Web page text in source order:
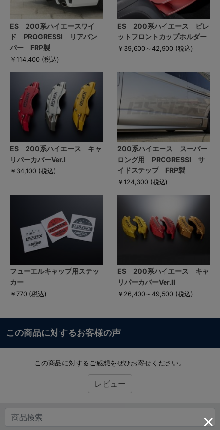
ES 200系ハイエースワイ
ド PROGRESSI リアバン
パー FRP製
￥114,400 (税込)
ES 200系ハイエース ビレ
ットフロントカップホルダー
￥39,600～42,900 (税込)
ES 200系ハイエース キャ
リパーカバーVer.I
￥34,100 (税込)
200系ハイエース スーパー
ロング用 PROGRESSI サ
イドステップ FRP製
￥124,300 (税込)
フューエルキャップ用ステッ
カー
￥770 (税込)
ES 200系ハイエース キャ
リパーカバーVer.II
￥26,400～49,500 (税込)
この商品に対するお客様の声
この商品に対するご感想をぜひお寄せください。
レビュー